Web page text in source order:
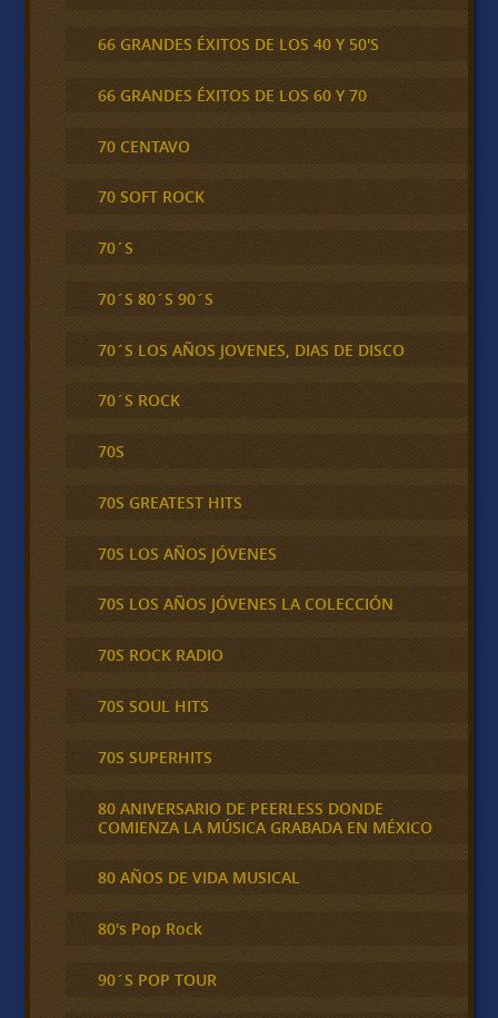
66 GRANDES ÉXITOS DE LOS 40 Y 50'S
66 GRANDES ÉXITOS DE LOS 60 Y 70
70 CENTAVO
70 SOFT ROCK
70´S
70´S 80´S 90´S
70´S LOS AÑOS JOVENES, DIAS DE DISCO
70´S ROCK
70S
70S GREATEST HITS
70S LOS AÑOS JÓVENES
70S LOS AÑOS JÓVENES LA COLECCIÓN
70S ROCK RADIO
70S SOUL HITS
70S SUPERHITS
80 ANIVERSARIO DE PEERLESS DONDE
COMIENZA LA MÚSICA GRABADA EN MÉXICO
80 AÑOS DE VIDA MUSICAL
80's Pop Rock
90´S POP TOUR